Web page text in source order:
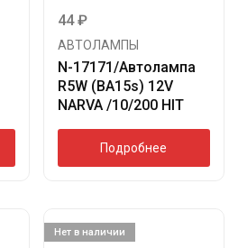
44₽
АВТОЛАМПЫ
N-17171/Автолампа
R5W (BA15s) 12V
NARVA /10/200 HIT
Подробнее
Нет в наличии